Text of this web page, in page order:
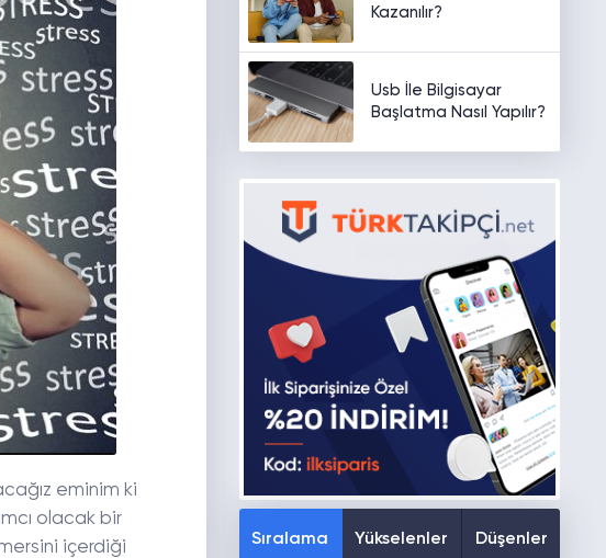
eminim ki
olacak bir
içerdiği
Kazanılır?
Usb İle Bilgisayar
Başlatma Nasıl Yapılır?
Sıralama Yükselenler Düşenler